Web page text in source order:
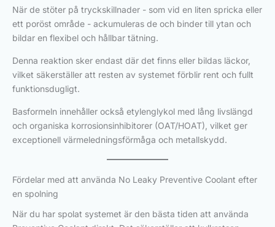
När de stöter på tryckskillnader - som vid en liten spricka eller
ett poröst område - ackumuleras de och binder till ytan och
bildar en flexibel och hållbar tätning.
Denna reaktion sker endast där det finns eller bildas läckor,
vilket säkerställer att resten av systemet förblir rent och fullt
funktionsdugligt.
Basformeln innehåller också etylenglykol med lång livslängd
och organiska korrosionsinhibitorer (OAT/HOAT), vilket ger
exceptionell värmeledningsförmåga och metallskydd.
Fördelar med att använda No Leaky Preventive Coolant efter
en spolning
När du har spolat systemet är den bästa tiden att använda